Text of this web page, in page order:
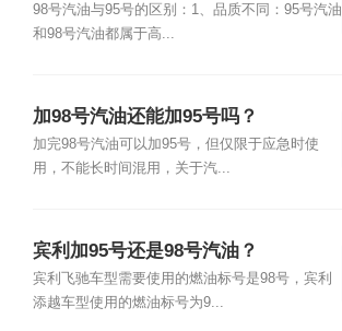
98号汽油与95号的区别：1、品质不同：95号汽油
和98号汽油都属于高...
加98号汽油还能加95号吗？
加完98号汽油可以加95号，但仅限于应急时使
用，不能长时间混用，关于汽...
宾利加95号还是98号汽油？
宾利飞驰车型需要使用的燃油标号是98号，宾利
添越车型使用的燃油标号为9...